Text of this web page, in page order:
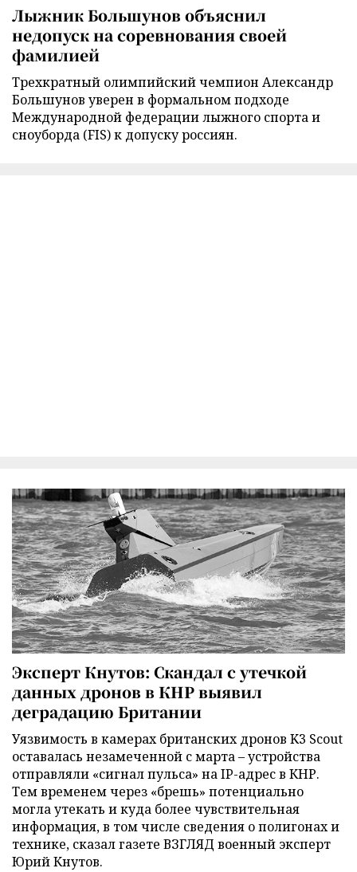
Лыжник Большунов объяснил
недопуск на соревнования своей
фамилией
Трехкратный олимпийский чемпион Александр
Большунов уверен в формальном подходе
Международной федерации лыжного спорта и
сноуборда (FIS) к допуску россиян.
Эксперт Кнутов: Скандал с утечкой
данных дронов в КНР выявил
деградацию Британии
Уязвимость в камерах британских дронов K3 Scout
оставалась незамеченной с марта – устройства
отправляли «сигнал пульса» на IP-адрес в КНР.
Тем временем через «брешь» потенциально
могла утекать и куда более чувствительная
информация, в том числе сведения о полигонах и
технике, сказал газете ВЗГЛЯД военный эксперт
Юрий Кнутов.